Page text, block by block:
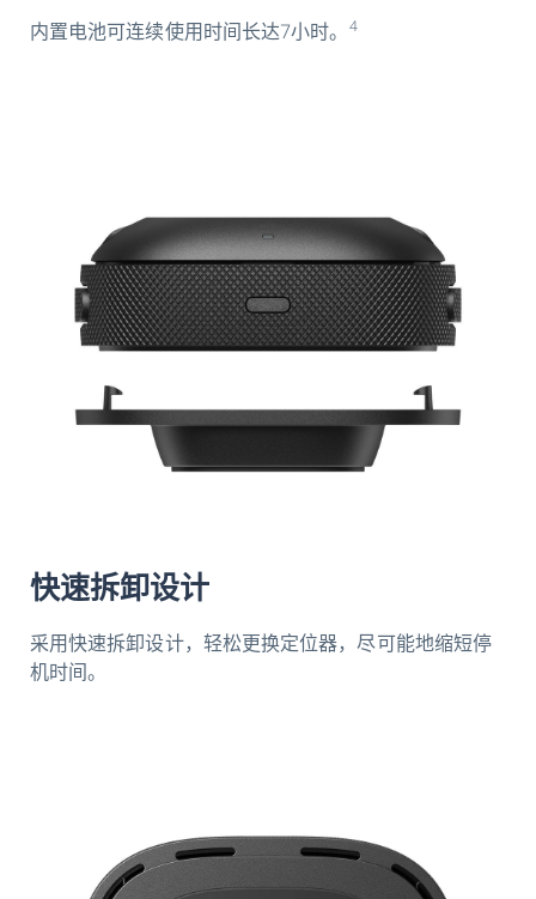
内置电池可连续使用时间长达7小时。 4
快速拆卸设计
采用快速拆卸设计，轻松更换定位器，尽可能地缩短停
机时间。